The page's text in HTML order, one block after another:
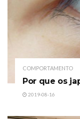
COMPORTAMENTO
Por que os
2019-08-16